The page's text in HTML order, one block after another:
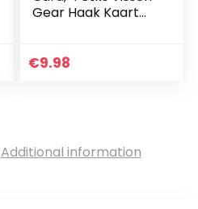
Gear Haak Kaart
Camping Supplies
€9.98
Additional information